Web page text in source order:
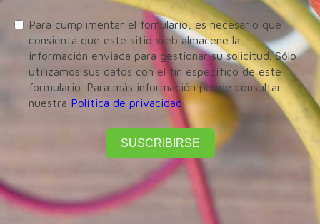
Para cumplimentar el fomulario, es necesario que
consienta que este sitio web almacene la
información enviada para gestionar su solicitud. Sólo
utilizamos sus datos con el fin específico de este
formulario. Para más información puede consultar
nuestra Política de privacidad
SUSCRIBIRSE